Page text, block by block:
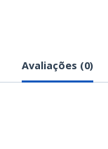
Avaliações (0)